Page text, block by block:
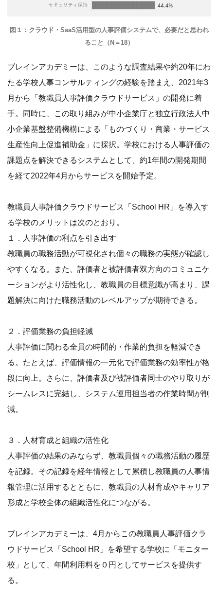
図１：クラウド・SaaS活用型の人事評価システムで、必要だと思われ
ること（N＝18）
ブレインアカデミーは、このような調査結果や約20年にわ
たる学校人事コンサルティングの経験を踏まえ、2021年3
月から「教職員人事評価クラウドサービス」の開発に着
手。同時に、この取り組みが中小企業庁と独立行政法人中
小企業基盤整備機構による「ものづくり・商業・サービス
生産性向上促進補助金」に採択。学校における人事評価の
課題点を解決できるシステムとして、約1年間の開発期間
を経て2022年4月からサービスを開始予定。
教職員人事評価クラウドサービス「School HR」を導入す
る学校のメリットは次のとおり。
１．人事評価の利点を引き出す
教職員の職務活動が可視化され個々の職務の実態が確認し
やすくなる。また、評価者と被評価者双方向のコミュニケ
ーションがより活性化し、教職員の目標意識が高まり、課
題解決に向けた職務活動のレベルアップが期待できる。
２．評価業務の負担軽減
人事評価に関わる全員の時間的・作業的負担を軽減でき
る。たとえば、評価情報の一元化で評価業務の効率性が格
段に向上。さらに、評価者及び被評価者同士のやり取りが
シームレスに完結し、システム運用担当者の作業時間が削
減。
３．人材育成と組織の活性化
人事評価の結果のみならず、教職員個々の職務活動の履歴
を記録。その記録を経年情報として累積し教職員の人事情
報管理に活用するとともに、教職員の人材育成やキャリア
形成と学校全体の組織活性化につながる。
ブレインアカデミーは、4月からこの教職員人事評価クラ
ウドサービス「School HR」を希望する学校に「モニター
校」として、年間利用料を０円としてサービスを提供す
る。